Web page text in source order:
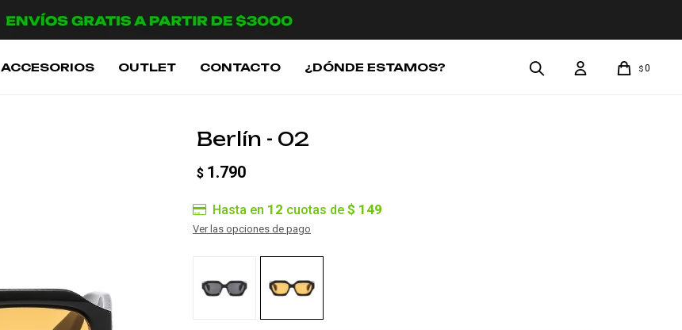
ACCESORIOS OUTLET CONTACTO ¿DÓNDE ESTAMOS? $0
Berlín - 02
$ 1.790
Hasta en 12 cuotas de $ 149
Ver las opciones de pago